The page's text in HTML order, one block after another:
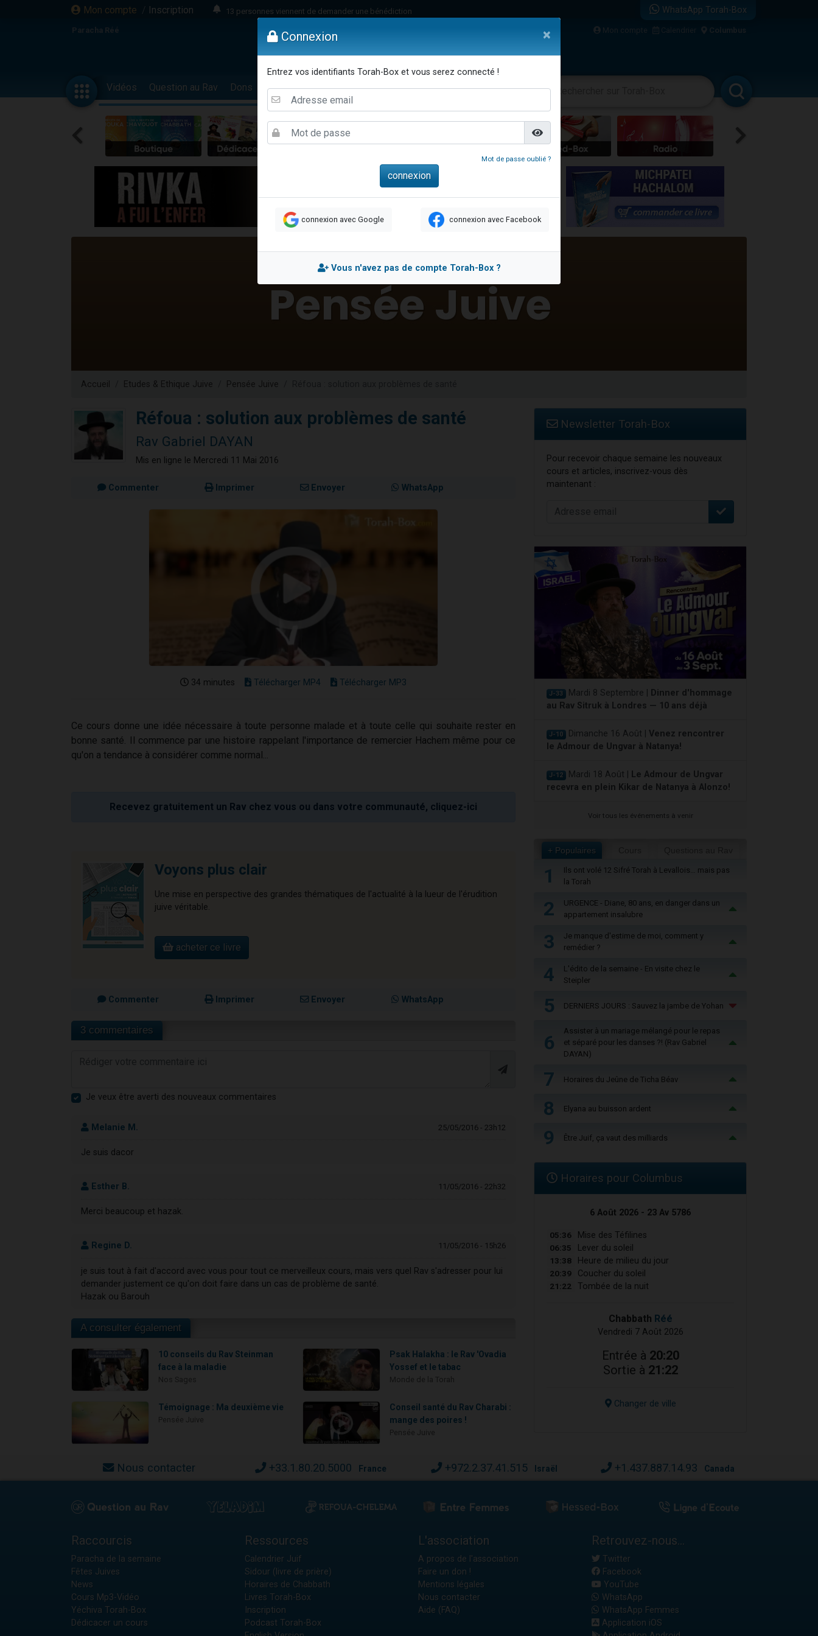
Mon compte / Inscription
13 personnes viennent de demander une bénédiction
Il reste 49 places pour étudier en groupe sur Zoom
3 personnes viennent de nous rejoindre sur WhatsApp
2 personnes viennent de nous rejoindre sur WhatsApp
3 personnes viennent de nous rejoindre sur WhatsApp
2 nouvelles musiques dans Torah-Box Music
8 personnes viennent de faire un don pour Tsédaka : pauvres d'Israel
4 personnes viennent de faire un don pour Diane, 80 ans, dans un appartement insalubre
Nouvelle émission radio : Visions de grandeur n°104 : Le Chabbath et le Birkat Hamazone à travers le temps
61 personnes viennent de demander une bénédiction
Il reste 49 places pour étudier en groupe sur Zoom
Nathaniel vient de donner son Maasser
6 personnes viennent de faire un don pour 5 enfants déjà orphelins risquent de perdre leur maman
2 personnes viennent de faire un don pour Reloger Rivka, 6 enfants, victime de violences...
10 personnes viennent de demander une bénédiction
WhatsApp Torah-Box
Paracha Réé Mon compte Calendrier Columbus
Vidéos Question au Rav Dons Femmes Enfants Etude sur Texte Musique Paracha Divertissements
Accueil Etudes & Ethique Juive Pensée Juive
Réfoua : solution aux problèmes de santé
Rav Gabriel DAYAN
Mis en ligne le Mercredi 11 Mai 2016
Commenter Imprimer Envoyer WhatsApp
34 minutes Télécharger MP4 Télécharger MP3
Ce cours donne une idée nécessaire à toute personne malade et à toute celle qui souhaite rester en
bonne santé. Il commence par une histoire rappelant l'importance de remercier Hachem même pour ce
qu'on a tendance à considérer comme normal...
Recevez gratuitement un Rav chez vous ou dans votre communauté, cliquez-ici
Voyons plus clair
Une mise en perspective des grandes thématiques de l'actualité à la lueur de l'érudition
juive véritable.
acheter ce livre
Commenter Imprimer Envoyer WhatsApp
3 commentaires
Je veux être averti des nouveaux commentaires
Melanie M. 25/05/2016 - 23h12
Je suis dacor
Esther B. 11/05/2016 - 22h32
Merci beaucoup et hazak.
Regine D. 11/05/2016 - 15h26
je suis tout à fait d'accord avec vous pour tout ce merveilleux cours, mais vers quel Rav s'adresser pour lui
demander justement ce qu'on doit faire dans un cas de problème de santé.
Hazak ou Barouh
A consulter également
10 conseils du Rav Steinman
face à la maladie
Psak Halakha : le Rav 'Ovadia
Yossef et le tabac
Témoignage : Ma deuxième vie
Conseil santé du Rav Charabi :
mange des poires !
Newsletter Torah-Box
Pour recevoir chaque semaine les nouveaux
cours et articles, inscrivez-vous dès
maintenant :
J-33 Mardi 8 Septembre |
Dinner d'hommage
au Rav Sitruk à Londres — 10 ans déjà
J-10 Dimanche 16 Août | Venez rencontrer
le Admour de Ungvar à Natanya!
J-12 Mardi 18 Août |
Le Admour de Ungvar
recevra en plein Kikar de Natanya à Alonzo!
Voir tous les événements à venir
+ Populaires
1
Ils ont volé 12 Sifré Torah à Levallois… mais pas
la Torah
2
URGENCE - Diane, 80 ans, en danger dans un
appartement insalubre
3
Je manque d'estime de moi, comment y
remédier ?
4
L'édito de la semaine - En visite chez le
Steipler
5 DERNIERS JOURS : Sauvez la jambe de Yohan
6
Assister à un mariage mélangé pour le repas
et séparé pour les danses ?! (Rav Gabriel
DAYAN)
7 Horaires du Jeûne de Ticha Béav
8 Elyana au buisson ardent
9 Être Juif, ça vaut des milliards
Horaires pour Columbus
6 Août 2026 - 23 Av 5786
05:36 Mise des Téfilines
06:35 Lever du soleil
13:38 Heure de milieu du jour
20:39 Coucher du soleil
21:22 Tombée de la nuit
Chabbath Réé
Vendredi 7 Août 2026
Entrée à 20:20
Sortie à 21:22
Changer de ville
Nous contacter +33.1.80.20.5000 France +972.2.37.41.515 Israël +1.437.887.14.93 Canada
Raccourcis
Paracha de la semaine
Fêtes Juives
News
Cours Mp3-Vidéo
Yéchiva Torah-Box
Dédicacer un cours
Ressources
Calendrier Juif
Sidour (livre de prière)
Horaires de Chabbath
Livres Torah-Box
Inscription
Podcast Torah-Box
L'association
A propos de l'association
Faire un don !
Mentions légales
Nous contacter
Aide (FAQ)
Retrouvez-nous...
Twitter
Facebook
YouTube
WhatsApp
WhatsApp Femmes
Application iOS
Connexion ×
Entrez vos identifiants Torah-Box et vous serez connecté !
Mot de passe oublié ?
connexion avec Google connexion avec Facebook
Vous n'avez pas de compte Torah-Box ?